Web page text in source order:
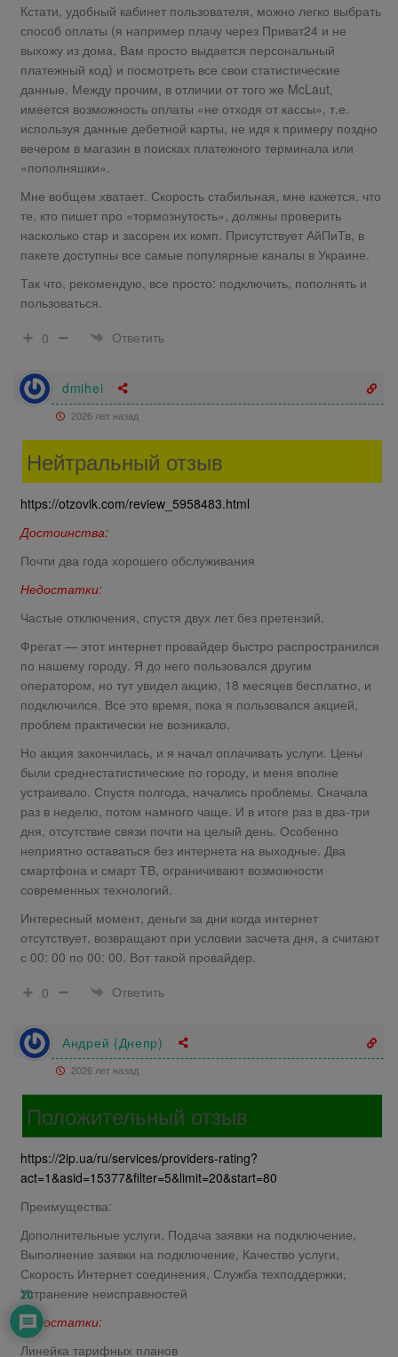
Кстати, удобный кабинет пользователя, можно легко выбрать
способ оплаты (я например плачу через Приват24 и не
выхожу из дома, Вам просто выдается персональный
платежный код) и посмотреть все свои статистические
данные. Между прочим, в отличии от того же McLaut,
имеется возможность оплаты «не отходя от кассы», т.е.
используя данные дебетной карты, не идя к примеру поздно
вечером в магазин в поисках платежного терминала или
«пополняшки».
Мне вобщем хватает. Скорость стабильная, мне кажется. что
те, кто пишет про «тормознутость», должны проверить
насколько стар и засорен их комп. Присутствует АйПиТв, в
пакете доступны все самые популярные каналы в Украине.
Так что, рекомендую, все просто: подключить, пополнять и
пользоваться.
0
Ответить
dmihei
2026 лет назад
Нейтральный отзыв
https://otzovik.com/review_5958483.html
Достоинства:
Почти два года хорошего обслуживания
Недостатки:
Частые отключения, спустя двух лет без претензий.
Фрегат — этот интернет провайдер быстро распространился
по нашему городу. Я до него пользовался другим
оператором, но тут увидел акцию, 18 месяцев бесплатно, и
подключился. Все это время, пока я пользовался акцией,
проблем практически не возникало.
Но акция закончилась, и я начал оплачивать услуги. Цены
были среднестатистические по городу, и меня вполне
устраивало. Спустя полгода, начались проблемы. Сначала
раз в неделю, потом намного чаще. И в итоге раз в два-три
дня, отсутствие связи почти на целый день. Особенно
неприятно оставаться без интернета на выходные. Два
смартфона и смарт ТВ, ограничивают возможности
современных технологий.
Интересный момент, деньги за дни когда интернет
отсутствует, возвращают при условии засчета дня, а считают
с 00: 00 по 00: 00. Вот такой провайдер.
0
Ответить
Андрей (Днепр)
2026 лет назад
Положительный отзыв
https://2ip.ua/ru/services/providers-rating?
act=1&asid=15377&filter=5&limit=20&start=80
Преимущества:
Дополнительные услуги, Подача заявки на подключение,
Выполнение заявки на подключение, Качество услуги,
Скорость Интернет соединения, Служба техподдержки,
Устранение неисправностей
Недостатки:
Линейка тарифных планов
20